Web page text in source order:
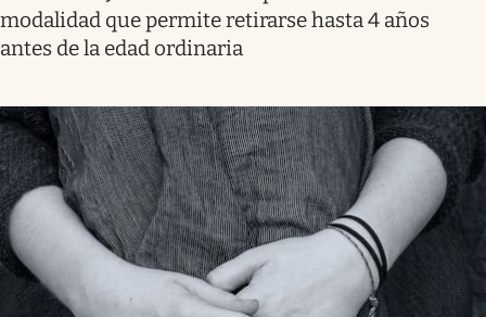
modalidad que permite retirarse hasta 4 años
antes de la edad ordinaria